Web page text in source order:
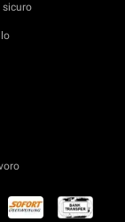
sicuro